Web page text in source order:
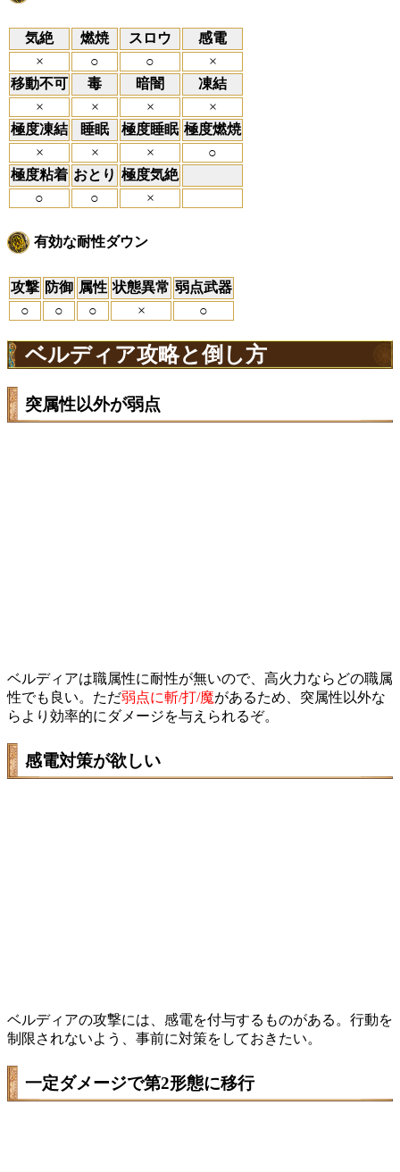
気絶 燃焼 スロウ
感電
×
○ ○
×
移動不可
毒 暗闇
凍結
×
× ×
×
極度凍結
睡眠 極度睡眠 極度燃焼
×
× ×
○
極度粘着 おとり 極度気絶
○
○ ×
有効な耐性ダウン
攻撃 防御 属性 状態異常 弱点武器
○
○ ○ × ○
ベルディア攻略と倒し方
突属性以外が弱点
ベルディアは職属性に耐性が無いので、高火力ならどの職属
性でも良い。ただ弱点に斬/打/魔があるため、突属性以外な
らより効率的にダメージを与えられるぞ。
感電対策が欲しい
ベルディアの攻撃には、感電を付与するものがある。行動を
制限されないよう、事前に対策をしておきたい。
一定ダメージで第2形態に移行